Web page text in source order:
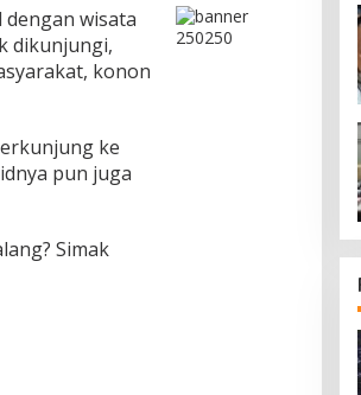
wisata
dikunjungi,
konon
ke
pun juga
Simak